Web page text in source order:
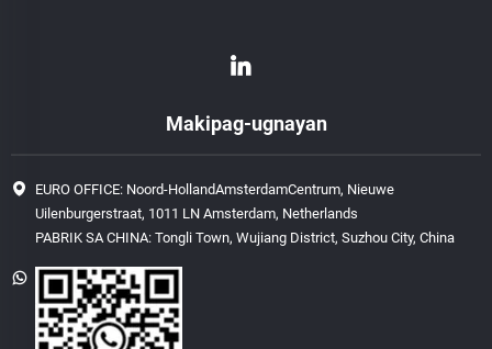
Makipag-ugnayan
EURO OFFICE: Noord-HollandAmsterdamCentrum, Nieuwe
Uilenburgerstraat, 1011 LN Amsterdam, Netherlands
PABRIK SA CHINA: Tongli Town, Wujiang District, Suzhou City, China